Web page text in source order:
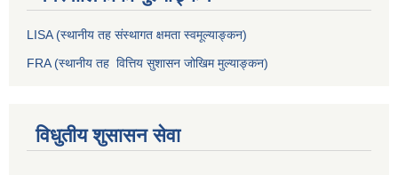
LISA (स्थानीय तह संस्थागत क्षमता स्वमूल्याङ्कन)
FRA (स्थानीय तह वित्तिय सुशासन जोखिम मुल्याङ्कन)
विधुतीय शुसासन सेवा